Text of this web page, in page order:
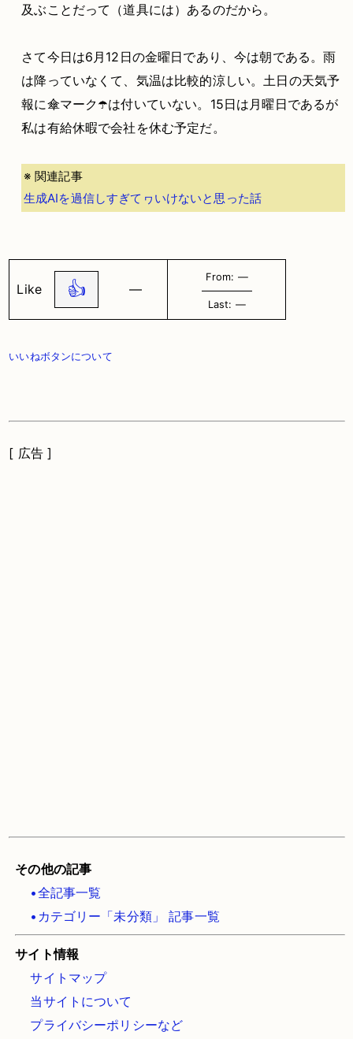
及ぶことだって（道具には）あるのだから。
さて今日は6月12日の金曜日であり、今は朝である。雨
は降っていなくて、気温は比較的涼しい。土日の天気予
報に傘マーク☂️は付いていない。15日は月曜日であるが
私は有給休暇で会社を休む予定だ。
※ 関連記事
生成AIを過信しすぎてヮいけないと思った話
Like 👍 ―
From: ―
Last: ―
いいねボタンについて
[ 広告 ]
その他の記事
•全記事一覧
•カテゴリー「未分類」 記事一覧
サイト情報
サイトマップ
当サイトについて
プライバシーポリシーなど